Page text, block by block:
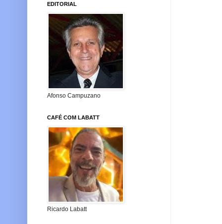
EDITORIAL
Afonso Campuzano
CAFÉ COM LABATT
Ricardo Labatt